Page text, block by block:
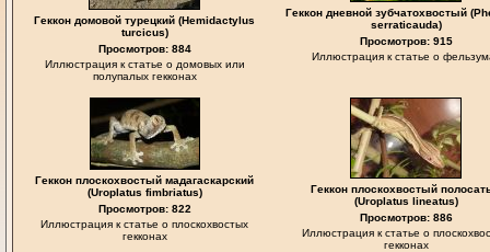
Геккон домовой турецкий (Hemidactylus
turcicus)
Просмотров: 884
Иллюстрация к статье о домовых или
полупалых гекконах
Геккон дневной зубчатохвостый
serraticauda)
Просмотров: 915
Иллюстрация к статье о
Геккон плоскохвостый мадагаскарский
(Uroplatus fimbriatus)
Просмотров: 822
Иллюстрация к статье о плоскохвостых
гекконах
Геккон плоскохвостый
(Uroplatus lineatus)
Просмотров: 886
Иллюстрация к статье о
гекконах